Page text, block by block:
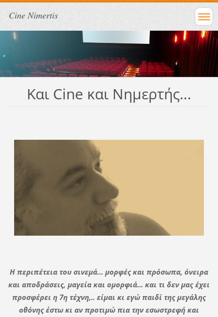
Cine Nimertis
Και Cine και Νημερτής...
H περιπέτεια του σινεμά... μορφές και πρόσωπα, όνειρα
και αποδράσεις, μαγεία και ομορφιά... και τι δεν μας έχει
προσφέρει η 7η τέχνη,.. είμαι κι εγώ παιδί της μεγάλης
οθόνης έστω κι αν προτιμώ πια την εσωστρεφή και